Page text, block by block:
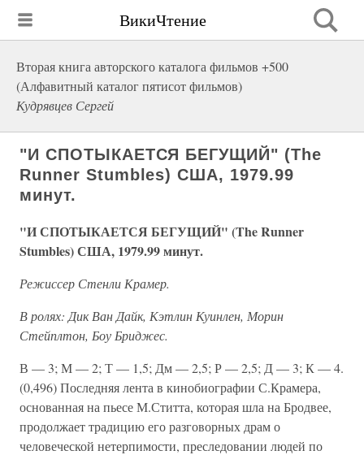
ВикиЧтение
Вторая книга авторского каталога фильмов +500
(Алфавитный каталог пятисот фильмов)
Кудрявцев Сергей
"И СПОТЫКАЕТСЯ БЕГУЩИЙ" (The
Runner Stumbles) США, 1979.99
минут.
"И СПОТЫКАЕТСЯ БЕГУЩИЙ" (The Runner
Stumbles) США, 1979.99 минут.
Режиссер Стенли Крамер.
В ролях: Дик Ван Дайк, Кэтлин Куинлен, Морин
Стейплтон, Боу Бриджес.
В — 3; М — 2; Т — 1,5; Дм — 2,5; Р — 2,5; Д — 3; К — 4.
(0,496) Последняя лента в кинобиографии С.Крамера,
основанная на пьесе М.Ститта, которая шла на Бродвее,
продолжает традицию его разговорных драм о
человеческой нетерпимости, преследовании людей по